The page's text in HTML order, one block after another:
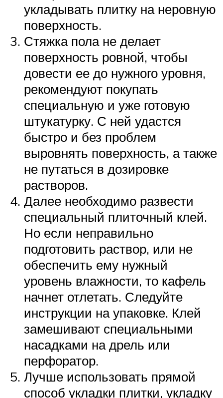
укладывать плитку на неровную
поверхность.
Стяжка пола не делает
поверхность ровной, чтобы
довести ее до нужного уровня,
рекомендуют покупать
специальную и уже готовую
штукатурку. С ней удастся
быстро и без проблем
выровнять поверхность, а также
не путаться в дозировке
растворов.
Далее необходимо развести
специальный плиточный клей.
Но если неправильно
подготовить раствор, или не
обеспечить ему нужный
уровень влажности, то кафель
начнет отлетать. Следуйте
инструкции на упаковке. Клей
замешивают специальными
насадками на дрель или
перфоратор.
Лучше использовать прямой
способ укладки плитки, укладку